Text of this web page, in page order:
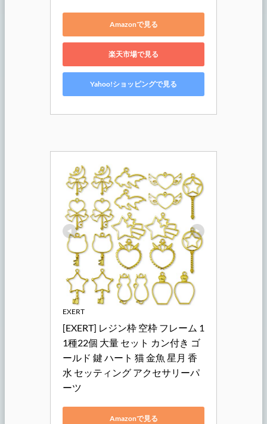
Amazonで見る
楽天市場で見る
Yahoo!ショッピングで見る
EXERT
[EXERT] レジン枠 空枠 フレーム 1
1種22個 大量 セット カン付き ゴ
ールド 鍵 ハート 猫 金魚 星月 香
水 セッティング アクセサリーパ
ーツ
Amazonで見る